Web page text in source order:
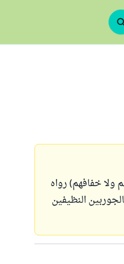
ولا خفافهم) رواه
النظيفين